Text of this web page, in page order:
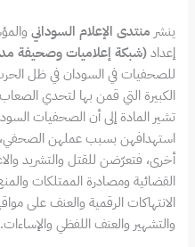
ينشر منتدى الإعلام السوداني
إعداد(شبكة إعلاميات وصحيفة
للصحفيات في السودان في ظل
الكبيرة التي قمن بها لتحدي
تشير المادة إلى أن الصحفيات
استهدافهن بسبب عملهن الصحفي،
أخرى، فتعرّضن للقتل والتشريد
القضائية ومصادرة الممتلكات
الانتهاكات الرقمية والعنف على
والتشهير والعنف اللفظي والإساءات.